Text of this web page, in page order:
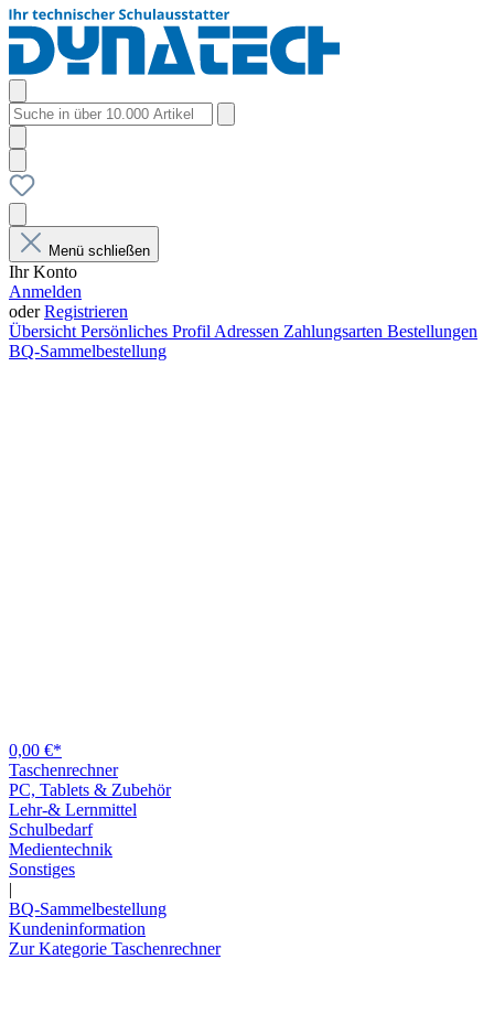
Menü schließen
Ihr Konto
Anmelden
oderRegistrieren
Übersicht Persönliches Profil Adressen Zahlungsarten Bestellungen
BQ-Sammelbestellung
0,00 €*
Taschenrechner
PC, Tablets & Zubehör
Lehr-& Lernmittel
Schulbedarf
Medientechnik
Sonstiges
|
BQ-Sammelbestellung
Kundeninformation
Zur Kategorie Taschenrechner